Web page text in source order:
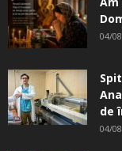
04/
de
04/